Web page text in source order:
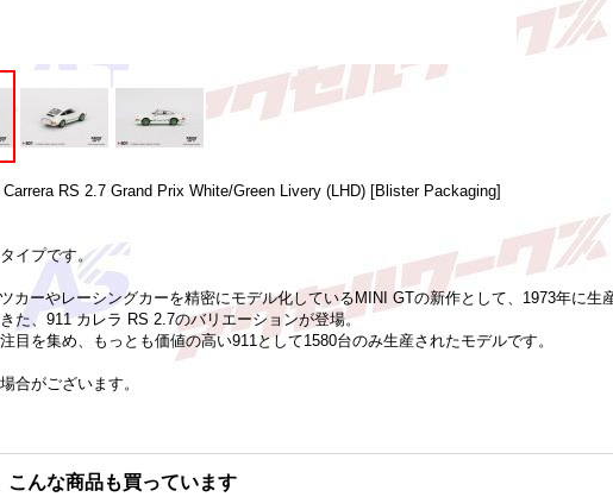
RS 2.7 Grand Prix White/Green Livery (LHD) [Blister Packaging]
イプです。
カーやレーシングカーを精密にモデル化しているMINI GTの新作として、1973年に生
た、911 カレラ RS 2.7のバリエーションが登場。
目を集め、もっとも価値の高い911として1580台のみ生産されたモデルです。
合がございます。
こんな商品も買っています